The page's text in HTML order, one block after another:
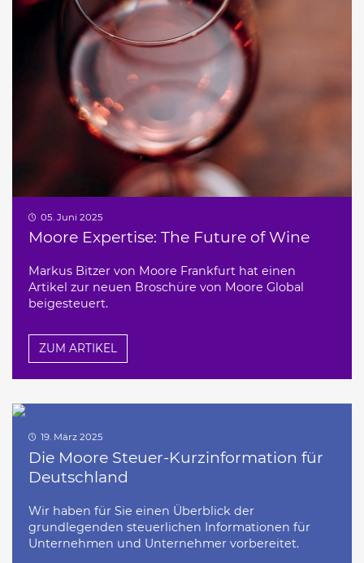
05. Juni 2025
Moore Expertise: The Future of Wine
Markus Bitzer von Moore Frankfurt hat einen
Artikel zur neuen Broschüre von Moore Global
beigesteuert.
ZUM ARTIKEL
19. März 2025
Die Moore Steuer-Kurzinformation für
Deutschland
Wir haben für Sie einen Überblick der
grundlegenden steuerlichen Informationen für
Unternehmen und Unternehmer vorbereitet.